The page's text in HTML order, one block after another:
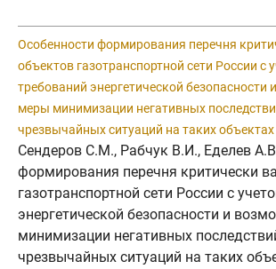
Особенности формирования перечня
объектов газотранспортной сети России с
требований энергетической
меры минимизации негативных
чрезвычайных ситуаций на таких объектах
Сендеров С.М., Рабчук В.И., Еделев
формирования перечня критически
газотранспортной сети России с
энергетической безопасности и
минимизации негативных
чрезвычайных ситуаций на таких